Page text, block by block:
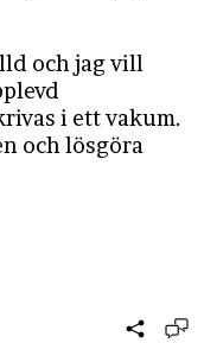
och jag vill
i ett vakum.
och lösgöra